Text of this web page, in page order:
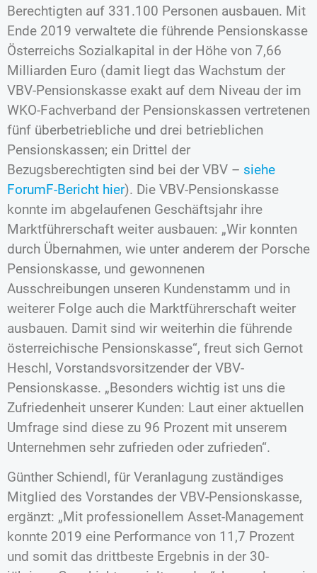
Berechtigten auf 331.100 Personen ausbauen. Mit
Ende 2019 verwaltete die führende Pensionskasse
Österreichs Sozialkapital in der Höhe von 7,66
Milliarden Euro (damit liegt das Wachstum der
VBV-Pensionskasse exakt auf dem Niveau der im
WKO-Fachverband der Pensionskassen vertretenen
fünf überbetriebliche und drei betrieblichen
Pensionskassen; ein Drittel der
Bezugsberechtigten sind bei der VBV – siehe
ForumF-Bericht hier). Die VBV-Pensionskasse
konnte im abgelaufenen Geschäftsjahr ihre
Marktführerschaft weiter ausbauen: „Wir konnten
durch Übernahmen, wie unter anderem der Porsche
Pensionskasse, und gewonnenen
Ausschreibungen unseren Kundenstamm und in
weiterer Folge auch die Marktführerschaft weiter
ausbauen. Damit sind wir weiterhin die führende
österreichische Pensionskasse“, freut sich Gernot
Heschl, Vorstandsvorsitzender der VBV-
Pensionskasse. „Besonders wichtig ist uns die
Zufriedenheit unserer Kunden: Laut einer aktuellen
Umfrage sind diese zu 96 Prozent mit unserem
Unternehmen sehr zufrieden oder zufrieden“.
Günther Schiendl, für Veranlagung zuständiges
Mitglied des Vorstandes der VBV-Pensionskasse,
ergänzt: „Mit professionellem Asset-Management
konnte 2019 eine Performance von 11,7 Prozent
und somit das drittbeste Ergebnis in der 30-